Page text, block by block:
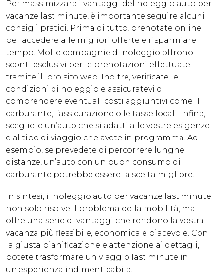
Per massimizzare i vantaggi del noleggio auto per
vacanze last minute, è importante seguire alcuni
consigli pratici. Prima di tutto, prenotate online
per accedere alle migliori offerte e risparmiare
tempo. Molte compagnie di noleggio offrono
sconti esclusivi per le prenotazioni effettuate
tramite il loro sito web. Inoltre, verificate le
condizioni di noleggio e assicuratevi di
comprendere eventuali costi aggiuntivi come il
carburante, l’assicurazione o le tasse locali. Infine,
scegliete un’auto che si adatti alle vostre esigenze
e al tipo di viaggio che avete in programma. Ad
esempio, se prevedete di percorrere lunghe
distanze, un’auto con un buon consumo di
carburante potrebbe essere la scelta migliore.
In sintesi, il noleggio auto per vacanze last minute
non solo risolve il problema della mobilità, ma
offre una serie di vantaggi che rendono la vostra
vacanza più flessibile, economica e piacevole. Con
la giusta pianificazione e attenzione ai dettagli,
potete trasformare un viaggio last minute in
un’esperienza indimenticabile.